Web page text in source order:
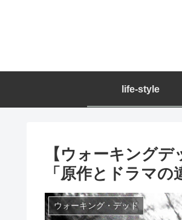
life-style
【ウォーキング
「原作とドラマの
ウォーキング・デッド